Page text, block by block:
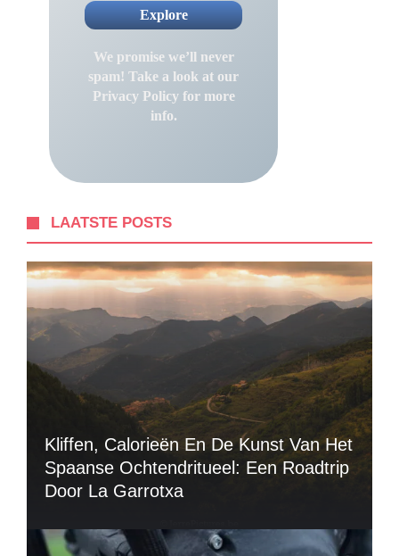
We promise we’ll never
spam! Take a look at our
Privacy Policyfor more
info.
LAATSTE POSTS
Kliffen, Calorieën En De Kunst Van Het
Spaanse Ochtendritueel: Een Roadtrip
Door La Garrotxa